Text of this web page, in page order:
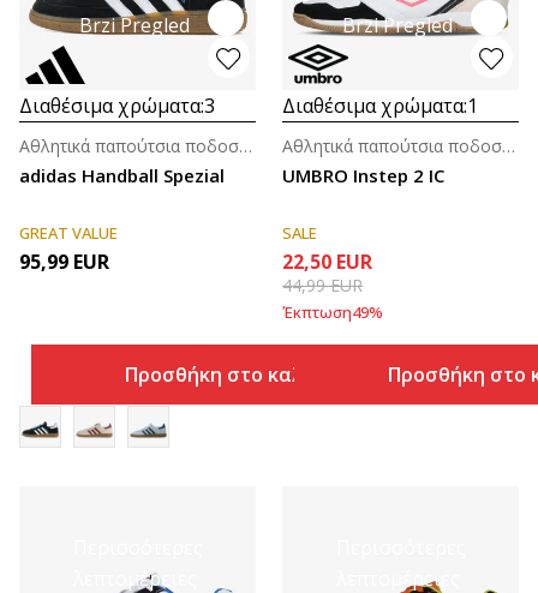
Brzi Pregled
Διαθέσιμα χρώματα:3
adidas Handball Spezial
Αθλητικά παπούτσια ποδοσφαίρου για άνδρες
GREAT VALUE
95,99 EUR
Προσθήκη στο καλάθι
Brzi Pregled
Διαθέσιμα χρώματα:1
UMBRO Instep 2 IC
Αθλητικά παπούτσια ποδοσφαίρου για άνδρες
SALE
22,50 EUR
44,99EUR
Έκπτωση49%
Προσθήκη στο
λεπτομέρειες
λεπτομέρειες